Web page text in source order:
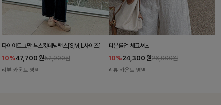
다이어트그만 부츠컷데님팬츠[S,M,L사이즈]
10%47,700 원52,900원
리뷰 카운트 영역
티븐롤업 체크셔츠
10%24,300 원26,900원
리뷰 카운트 영역